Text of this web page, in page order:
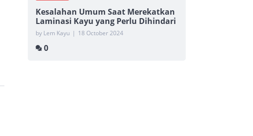
Kesalahan Umum Saat Merekatkan
Laminasi Kayu yang Perlu Dihindari
by Lem Kayu | 18 October 2024
0